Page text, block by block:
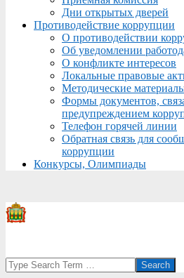
Дни открытых дверей
Противодействие коррупции
О противодействии
Об уведомлении
О конфликте интересов
Локальные правовые
Методические
Формы документов,
предупреждением
Телефон горячей линии
Обратная связь для
коррупции
Конкурсы, Олимпиады
Search